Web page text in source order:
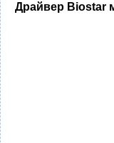
Драйвер Biostar